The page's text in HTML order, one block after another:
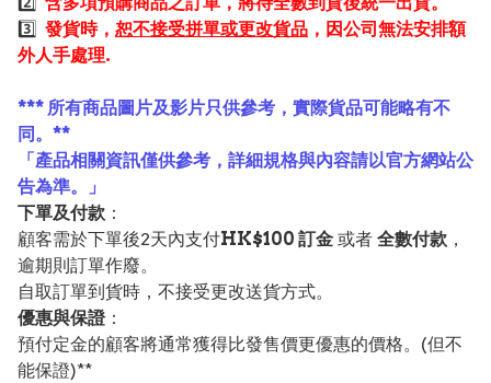
3️⃣ 發貨時， 恕不接受拼單或更改貨品 ，因公司無法安排額
外人手處理.
*** 所有商品圖片及影片只供參考，實際貨品可能略有不
同。**
「產品相關資訊僅供參考，詳細規格與內容請以官方網站公
告為準。」
下單及付款 ：
顧客需於下單後2天內支付HK$100 訂金 或者 全數付款 ，
逾期則訂單作廢。
自取訂單到貨時，不接受更改送貨方式。
優惠與保證：
預付定金的顧客將通常獲得比發售價更優惠的價格。(但不
能保證)**